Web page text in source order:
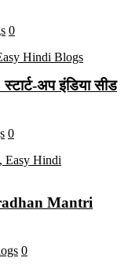
0
अप इंडिया सीड
0
Mantri
0